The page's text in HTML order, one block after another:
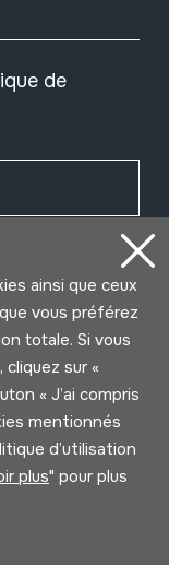
de
Privacité
ainsi que ceux
vous préférez
totale. Si vous
sur «
« J’ai compris
mentionnés
d’utilisation
plus" pour plus